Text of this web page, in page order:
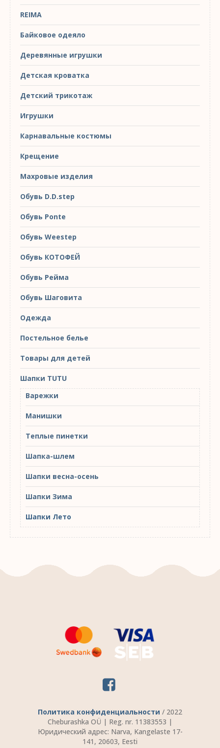
REIMA
Байковое одеяло
Деревянные игрушки
Детская кроватка
Детский трикотаж
Игрушки
Карнавальные костюмы
Крещение
Махровые изделия
Обувь D.D.step
Обувь Ponte
Обувь Weestep
Обувь КОТОФЕЙ
Обувь Рейма
Обувь Шаговита
Одежда
Постельное белье
Товары для детей
Шапки TUTU
Варежки
Манишки
Теплые пинетки
Шапка-шлем
Шапки весна-осень
Шапки Зима
Шапки Лето
Политика конфиденциальности / 2022
Cheburashka OÜ | Reg. nr. 11383553 |
Юридический адрес: Narva, Kangelaste 17-
141, 20603, Eesti